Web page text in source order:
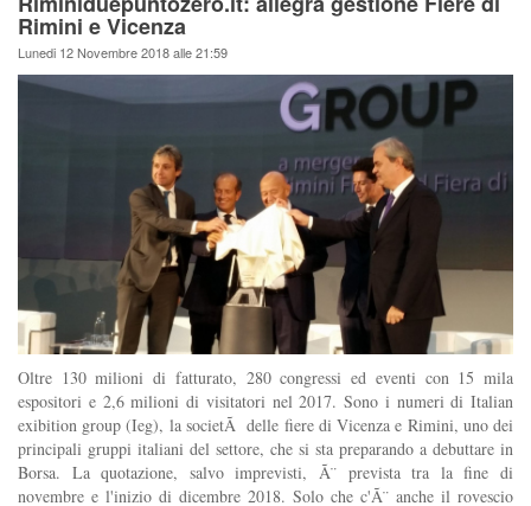
Rimini e Vicenza
Lunedi 12 Novembre 2018 alle 21:59
Oltre 130 milioni di fatturato, 280 congressi ed eventi con 15 mila
espositori e 2,6 milioni di visitatori nel 2017. Sono i numeri di Italian
exibition group (Ieg), la societÃ delle fiere di Vicenza e Rimini, uno dei
principali gruppi italiani del settore, che si sta preparando a debuttare in
Borsa. La quotazione, salvo imprevisti, Ã¨ prevista tra la fine di
novembre e l'inizio di dicembre 2018. Solo che c'Ã¨ anche il rovescio